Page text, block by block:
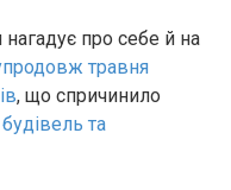
про себе й на
травня
, що спричинило
та